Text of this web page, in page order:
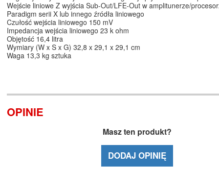
Wejście liniowe Z wyjścia Sub-Out/LFE-Out w amplitunerze/
Paradigm serii X lub innego źródła liniowego
Czułość wejścia liniowego 150 mV
Impedancja wejścia liniowego 23 k ohm
Objętość 16,4 litra
Wymiary (W x S x G) 32,8 x 29,1 x 29,1 cm
Waga 13,3 kg sztuka
OPINIE
Masz ten produkt?
DODAJ OPINIĘ